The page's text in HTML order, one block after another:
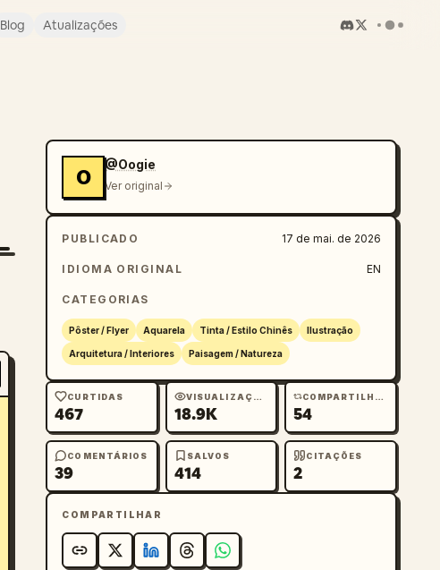
Blog Atualizações
O
@Oogie
Ver original
PUBLICADO 17 de mai. de 2026
IDIOMA ORIGINAL EN
CATEGORIAS
Pôster / Flyer Aquarela Tinta / Estilo Chinês Ilustração
Arquitetura / Interiores Paisagem / Natureza
CURTIDAS
467
VISUALIZAÇÕES
18.9K
COMPARTILHAMENTOS
54
COMENTÁRIOS
39
SALVOS
414
CITAÇÕES
2
COMPARTILHAR